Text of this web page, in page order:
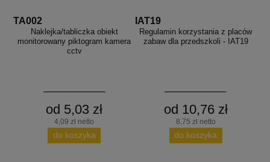
TA002
Naklejka/tabliczka obiekt
monitorowany piktogram kamera
cctv
od 5,03 zł
4,09 zł netto
do koszyka
IAT19
Regulamin korzystania z placów
zabaw dla przedszkoli - IAT19
od 10,76 zł
8,75 zł netto
do koszyka